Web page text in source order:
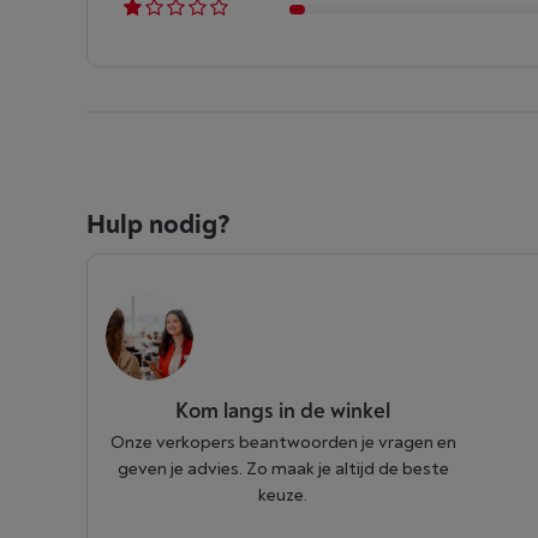
Hulp nodig?
Kom langs in de winkel
Onze verkopers beantwoorden je vragen en
geven je advies. Zo maak je altijd de beste
keuze.